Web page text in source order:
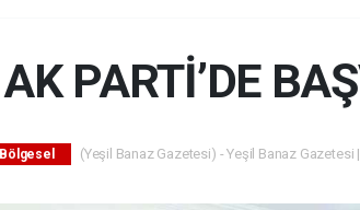
AK PARTİ’DE
Bölgesel (Yeşil Banaz Gazetesi) - Yeşil Banaz Gazetesi